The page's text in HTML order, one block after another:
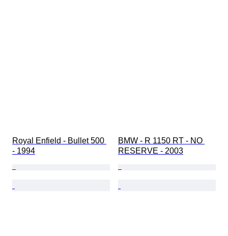
Royal Enfield - Bullet 500
- 1994
BMW - R 1150 RT - NO
RESERVE - 2003